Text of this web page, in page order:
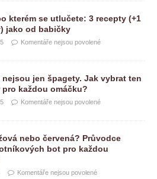
kterém se utlučete: 3 recepty (+1
jako od babičky
Komentáře nejsou povolené
jen špagety. Jak vybrat ten
pro každou omáčku?
Komentáře nejsou povolené
nebo červená? Průvodce
bot pro každou
Komentáře nejsou povolené